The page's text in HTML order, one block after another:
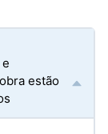
estão